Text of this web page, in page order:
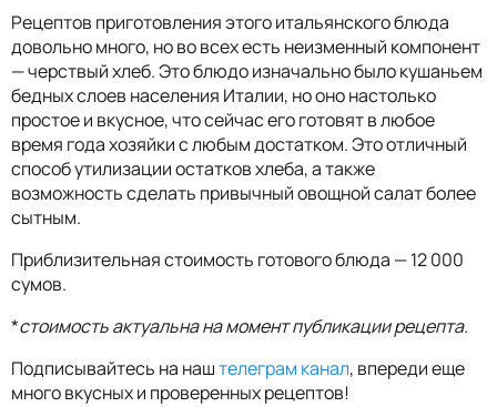
Рецептов приготовления этого итальянского блюда
довольно много, но во всех есть неизменный компонент
— черствый хлеб. Это блюдо изначально было кушаньем
бедных слоев населения Италии, но оно настолько
простое и вкусное, что сейчас его готовят в любое
время года хозяйки с любым достатком. Это отличный
способ утилизации остатков хлеба, а также
возможность сделать привычный овощной салат более
сытным.
Приблизительная стоимость готового блюда — 12 000
сумов.
*стоимость актуальна на момент публикации рецепта.
Подписывайтесь на наштелеграм канал, впереди еще
много вкусных и проверенных рецептов!